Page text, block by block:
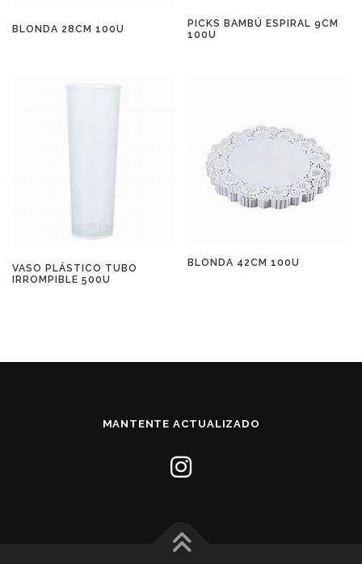
BLONDA 28CM 100U
PICKS BAMBÚ ESPIRAL 9CM
100U
VASO PLÁSTICO TUBO
IRROMPIBLE 500U
BLONDA 42CM 100U
MANTENTE ACTUALIZADO